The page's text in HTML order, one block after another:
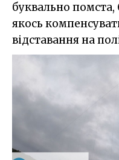
буквально помста,
якось
відставання на